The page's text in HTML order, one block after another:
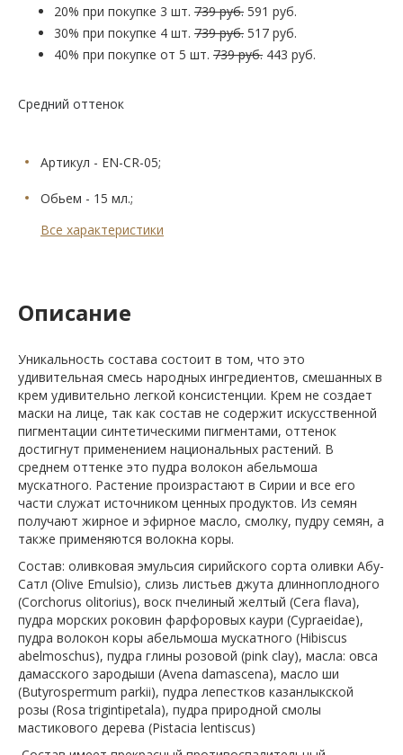
20% при покупке 3 шт. 739 руб. 591 руб.
30% при покупке 4 шт. 739 руб. 517 руб.
40% при покупке от 5 шт. 739 руб. 443 руб.
Средний оттенок
Артикул - EN-CR-05;
Обьем - 15 мл.;
Все характеристики
Описание
Уникальность состава состоит в том, что это
удивительная смесь народных ингредиентов, смешанных в
крем удивительно легкой консистенции. Крем не создает
маски на лице, так как состав не содержит искусственной
пигментации синтетическими пигментами, оттенок
достигнут применением национальных растений. В
среднем оттенке это пудра волокон абельмоша
мускатного. Растение произрастают в Сирии и все его
части служат источником ценных продуктов. Из семян
получают жирное и эфирное масло, смолку, пудру семян, а
также применяются волокна коры.
Состав: оливковая эмульсия сирийского сорта оливки Абу-
Сатл (Olive Emulsio), слизь листьев джута длинноплодного
(Corchorus olitorius), воск пчелиный желтый (Cera flava),
пудра морских роковин фарфоровых каури (Cypraeidae),
пудра волокон коры абельмоша мускатного (Hibiscus
abelmoschus), пудра глины розовой (pink clay), масла: овса
дамасского зародыши (Avena damascena), масло ши
(Butyrospermum parkii), пудра лепестков казанлыкской
розы (Rosa trigintipetala), пудра природной смолы
мастикового дерева (Pistacia lentiscus)